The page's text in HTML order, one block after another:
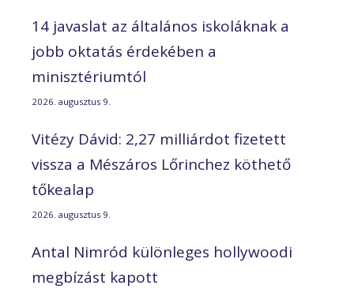
14 javaslat az általános iskoláknak a
jobb oktatás érdekében a
minisztériumtól
2026. augusztus 9.
Vitézy Dávid: 2,27 milliárdot fizetett
vissza a Mészáros Lőrinchez köthető
tőkealap
2026. augusztus 9.
Antal Nimród különleges hollywoodi
megbízást kapott